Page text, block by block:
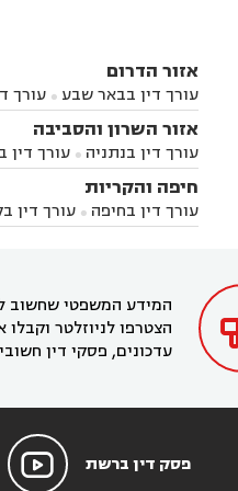
אזור הדרום
עורך דין בבאר שבע  עורך
באשקלון
עורך דין בבאר
עורך דין בניר הבנים עורך
זיקים
עורך דין בנתיבות
אזור השרון והסביבה
עורך דין בנתניה  עורך דין
עורך דין בחדרה עורך
השרון
עורך דין באבן יהודה
עורך דין בחריש עורך דין
חיפה והקריות
עורך דין בחיפה  עורך דין
בקרית מוצקין
עורך דין
המידע המשפטי שחשוב
הצטרפו לניוזלטר
עדכונים, פסקי דין
פסק דין ברשת 